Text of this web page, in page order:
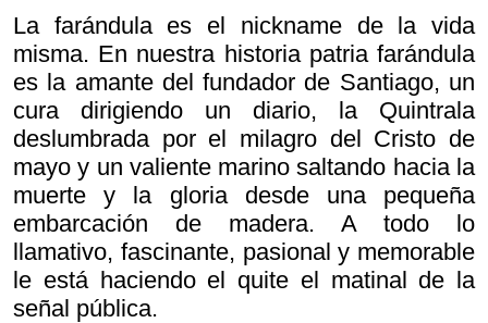
La farándula es el nickname de la vida
misma. En nuestra historia patria farándula
es la amante del fundador de Santiago, un
cura dirigiendo un diario, la Quintrala
deslumbrada por el milagro del Cristo de
mayo y un valiente marino saltando hacia la
muerte y la gloria desde una pequeña
embarcación de madera. A todo lo
llamativo, fascinante, pasional y memorable
le está haciendo el quite el matinal de la
señal pública.